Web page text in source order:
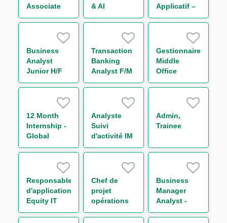
Associate
Leveraged
& AI
Innovation
Applicatif –
Global
Office H/F
Business
Analyst
Junior H/F
Transaction
Banking
Analyst F/M
Gestionnaire
Middle
Office
Titrisation
12 Month
Internship -
Global
Markets
Operations -
Support to
Chief
Operating
Officer
Analyste
Suivi
d'activité IM
& Collateral
Admin,
Trainee
Responsable
d'application
Equity IT
Regulatory
Chef de
projet
opérations
de marché
Business
Manager
Analyst -
Capital